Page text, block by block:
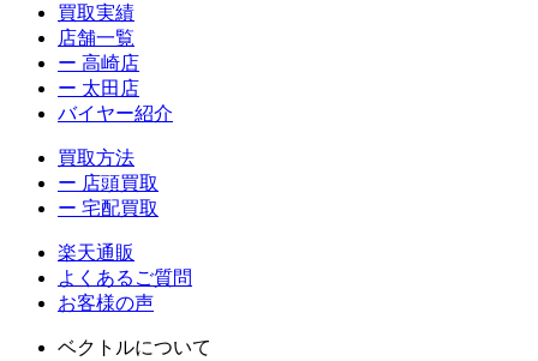
買取実績
店舗一覧
ー 高崎店
ー 太田店
バイヤー紹介
買取方法
ー 店頭買取
ー 宅配買取
楽天通販
よくあるご質問
お客様の声
ベクトルについて